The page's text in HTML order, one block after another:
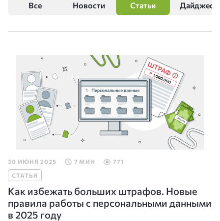
Все Новости Статьи Дайджест
30 ИЮНЯ 2025 7 МИН
771
СТАТЬЯ
Как избежать больших штрафов. Новые
правила работы с персональными данными
в 2025 году